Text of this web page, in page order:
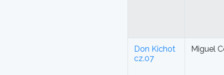
Don Kichot
cz.07
Miguel